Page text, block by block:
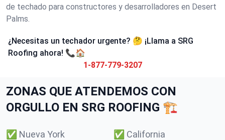
de techado para constructores y desarrolladores en Desert
Palms.
¿Necesitas un techador urgente? 🤔 ¡Llama a SRG
Roofing ahora! 📞🏠
1-877-779-3207
ZONAS QUE ATENDEMOS CON
ORGULLO EN SRG ROOFING 🏗️
✅ Nueva York ✅ California